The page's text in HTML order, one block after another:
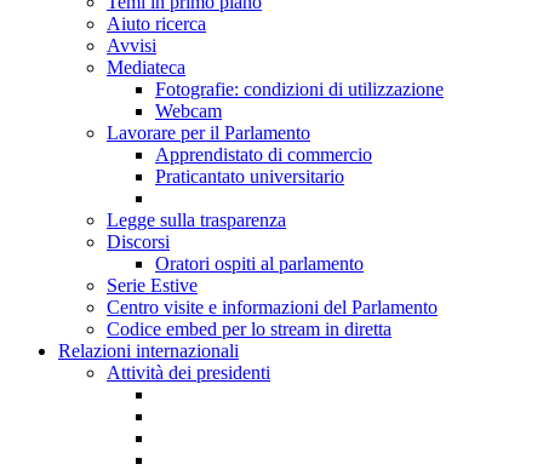
Aiuto ricerca
Avvisi
Mediateca
Fotografie: condizioni di utilizzazione
Webcam
Lavorare per il Parlamento
Apprendistato di commercio
Praticantato universitario
Legge sulla trasparenza
Discorsi
Oratori ospiti al parlamento
Serie Estive
Centro visite e informazioni del Parlamento
Codice embed per lo stream in diretta
Relazioni internazionali
Attività dei presidenti